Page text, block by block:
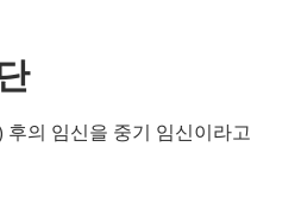
후의 임신을 중기 임신이라고